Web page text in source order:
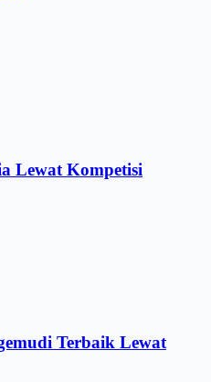
Lewat Kompetisi
Terbaik Lewat